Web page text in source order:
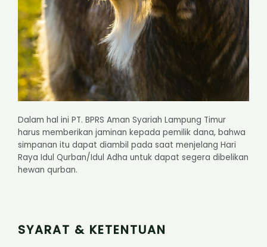
Dalam hal ini PT. BPRS Aman Syariah Lampung Timur
harus memberikan jaminan kepada pemilik dana, bahwa
simpanan itu dapat diambil pada saat menjelang Hari
Raya Idul Qurban/Idul Adha untuk dapat segera dibelikan
hewan qurban.
SYARAT & KETENTUAN